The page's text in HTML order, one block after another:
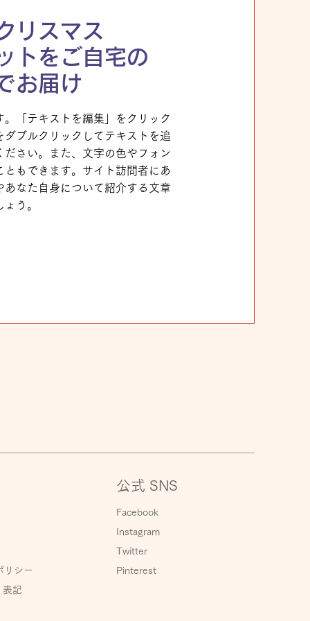
リスマス
トをご自宅の
お届け
。「テキストを編集」をクリック
ダブルクリックしてテキストを追
ださい。また、文字の色やフォン
ともできます。サイト訪問者にあ
あなた自身について紹介する文章
う。
リシー
表記
公式 SNS
Facebook
Instagram
Twitter
Pinterest